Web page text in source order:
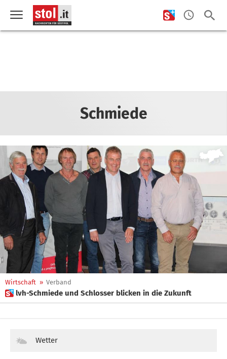
Schmiede
Wirtschaft » Verband
 lvh-Schmiede und Schlosser blicken in die Zukunft
Wetter